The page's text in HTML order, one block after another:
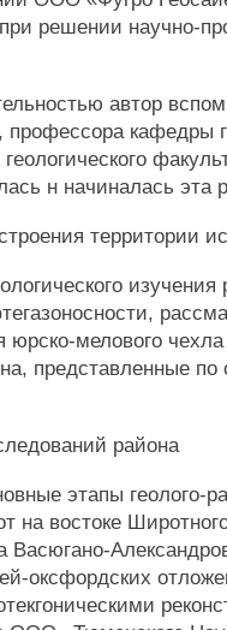
решении научно-
автор
профессора кафедры
н начиналась эта
территории
мелового
представленные
района
этапы геолого-
на востоке
Васюгано-
оксфордских